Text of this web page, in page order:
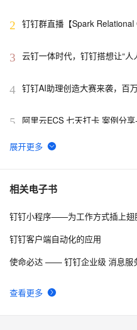
2 钉钉群直播【Spark Relational
3 云钉一体时代，钉钉搭想让“人
4 钉钉AI助理创造大赛来袭，百
5 阿里云ECS 七天打卡 案例分
6 成功案例分享-钉钉
7 Class 6 案例分享——钉钉
8 钉钉可以集成企业内网部署的
置与图文展示的魔术 —— 让你
相关电子书
查看更多
钉钉小程序——为工作方式插上翅
钉钉客户端自动化的应用
使命必达 —— 钉钉企业级 消息服